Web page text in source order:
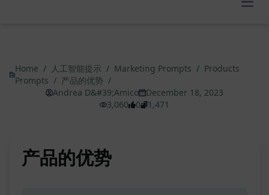
Home / 人工智能提示 / Marketing Prompts / Products
Prompts / 产品的优势 /
Andrea D&#39;Amico
December 18, 2023
3,060
0 1,471
产品的优势